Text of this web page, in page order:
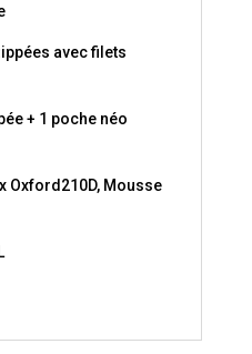
avec filets
+ 1 poche néo
Oxford210D, Mousse